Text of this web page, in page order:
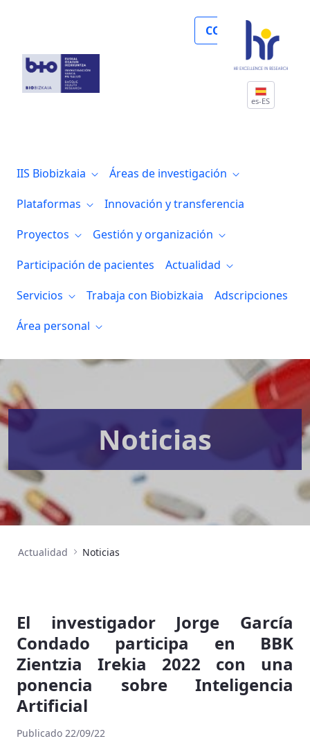
COLABORA
es-ES
IIS Biobizkaia
Áreas de investigación
Plataformas
Innovación y transferencia
Proyectos
Gestión y organización
Participación de pacientes
Actualidad
Servicios
Trabaja con Biobizkaia
Adscripciones
Área personal
Noticias
Actualidad Noticias
El investigador Jorge García
Condado participa en BBK
Zientzia Irekia 2022 con una
ponencia sobre Inteligencia
Artificial
Publicado 22/09/22